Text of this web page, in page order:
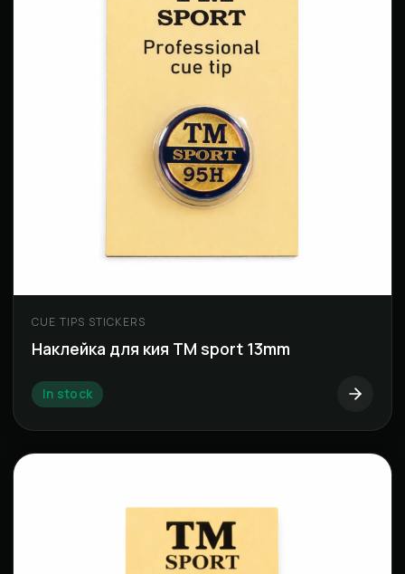
CUE TIPS STICKERS
Наклейка для кия ТМ sport 13mm
In stock